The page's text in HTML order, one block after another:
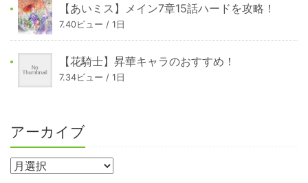
【あいミス】メイン7章15話ハードを攻略！
7.40ビュー / 1日
【花騎士】昇華キャラのおすすめ！
7.34ビュー / 1日
アーカイブ